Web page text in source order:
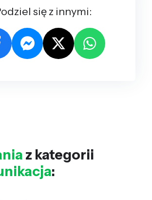
się z innymi:
z kategorii
: